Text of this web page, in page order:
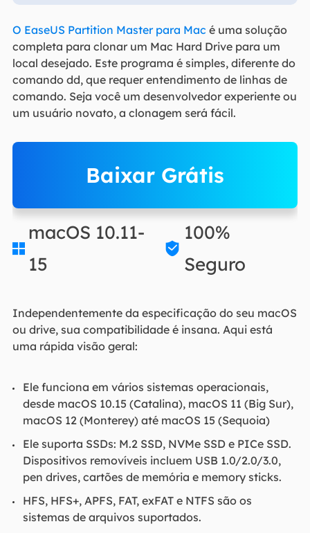
O EaseUS Partition Master para Mac é uma solução
completa para clonar um Mac Hard Drive para um
local desejado. Este programa é simples, diferente do
comando dd, que requer entendimento de linhas de
comando. Seja você um desenvolvedor experiente ou
um usuário novato, a clonagem será fácil.
Baixar Grátis

macOS 10.11-
15

100%
Seguro
Independentemente da especificação do seu macOS
ou drive, sua compatibilidade é insana. Aqui está
uma rápida visão geral:
Ele funciona em vários sistemas operacionais,
desde macOS 10.15 (Catalina), macOS 11 (Big Sur),
macOS 12 (Monterey) até macOS 15 (Sequoia)
Ele suporta SSDs: M.2 SSD, NVMe SSD e PICe SSD.
Dispositivos removíveis incluem USB 1.0/2.0/3.0,
pen drives, cartões de memória e memory sticks.
HFS, HFS+, APFS, FAT, exFAT e NTFS são os
sistemas de arquivos suportados.